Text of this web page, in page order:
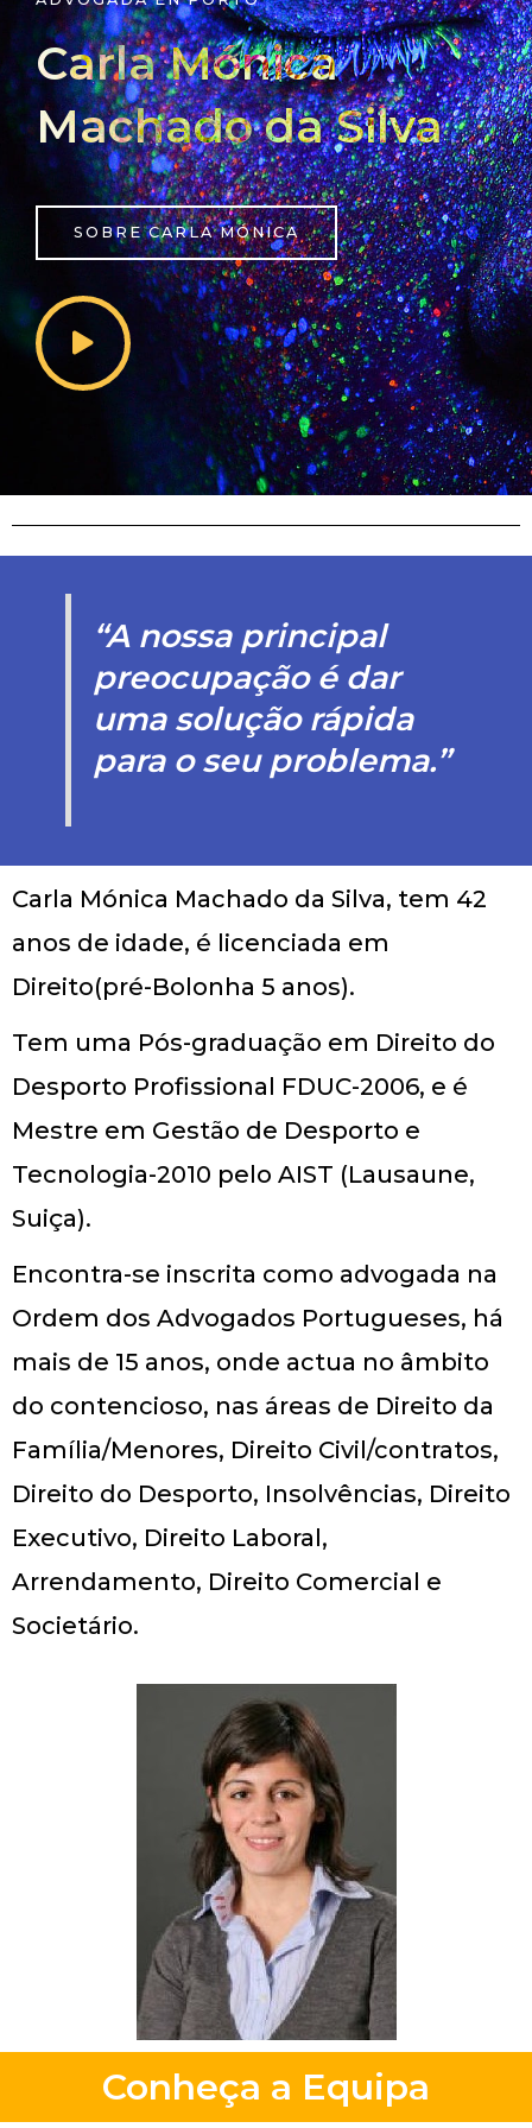
Carla Mónica
Machado da Silva
SOBRE CARLA MÓNICA
“A nossa principal
preocupação é dar
uma solução rápida
para o seu problema.”
Carla Mónica Machado da Silva, tem 42
anos de idade, é licenciada em
Direito(pré-Bolonha 5 anos).
Tem uma Pós-graduação em Direito do
Desporto Profissional FDUC-2006, e é
Mestre em Gestão de Desporto e
Tecnologia-2010 pelo AIST (Lausaune,
Suiça).
Encontra-se inscrita como advogada na
Ordem dos Advogados Portugueses, há
mais de 15 anos, onde actua no âmbito
do contencioso, nas áreas de Direito da
Família/Menores, Direito Civil/contratos,
Direito do Desporto, Insolvências, Direito
Executivo, Direito Laboral,
Arrendamento, Direito Comercial e
Societário.
Conheça a Equipa